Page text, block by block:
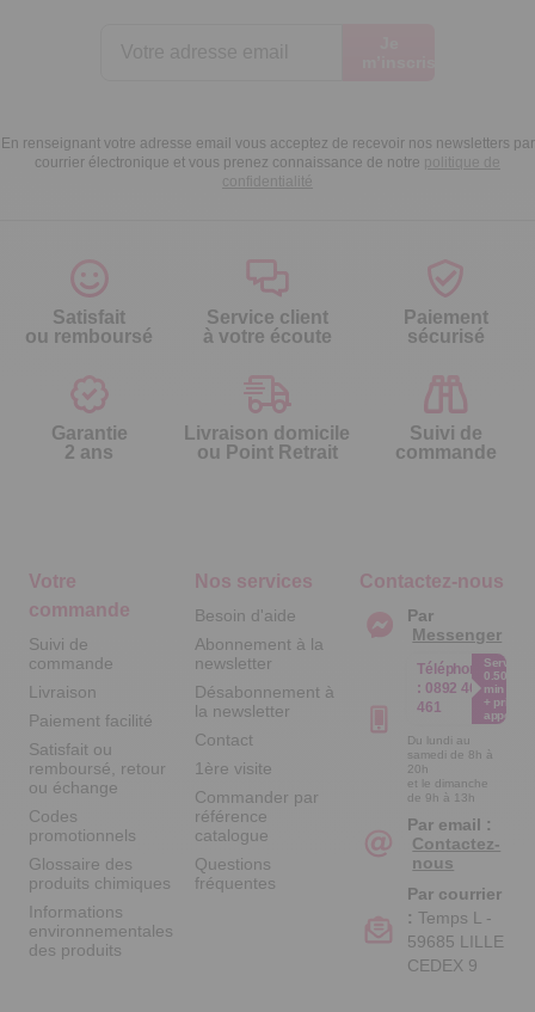
En renseignant votre adresse email vous acceptez de recevoir nos newsletters par
courrier électronique et vous prenez connaissance de notre politique de
confidentialité
Satisfait
ou remboursé
Service client
à votre écoute
Paiement
sécurisé
Garantie
2 ans
Livraison domicile
ou Point Retrait
Suivi de
commande
Votre
commande
Suivi de
commande
Livraison
Paiement facilité
Satisfait ou
remboursé, retour
ou échange
Codes
promotionnels
Glossaire des
produits chimiques
Informations
environnementales
des produits
Nos services
Besoin d'aide
Abonnement à la
newsletter
Désabonnement à
la newsletter
Contact
1ère visite
Commander par
référence
catalogue
Questions
fréquentes
Contactez-nous
Par
Messenger
Téléphone
: 0892 461
461
Service
0.50€ /
min
+ prix
appel
Du lundi au
samedi de 8h à
20h
et le dimanche
de 9h à 13h
Par email :
Contactez-
nous
Par courrier
: Temps L -
59685 LILLE
CEDEX 9